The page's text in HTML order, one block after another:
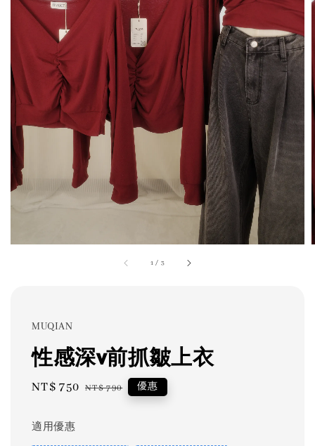
1 / 3
MUQIAN
性感深v前抓皺上衣
Sale
NT$ 750 Regular
NT$ 790 優惠
適用優惠